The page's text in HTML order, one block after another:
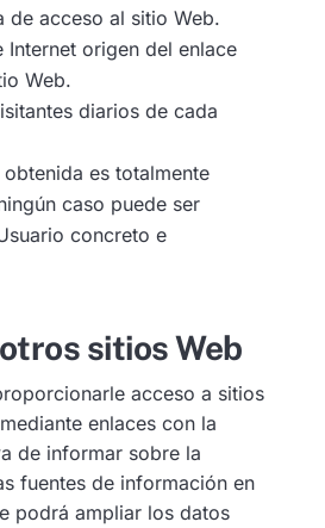
de acceso al sitio Web.
Internet origen del enlace
Web.
diarios de cada
es totalmente
caso puede ser
concreto e
sitios Web
acceso a sitios
enlaces con la
de informar sobre la
fuentes de información en
podrá ampliar los datos